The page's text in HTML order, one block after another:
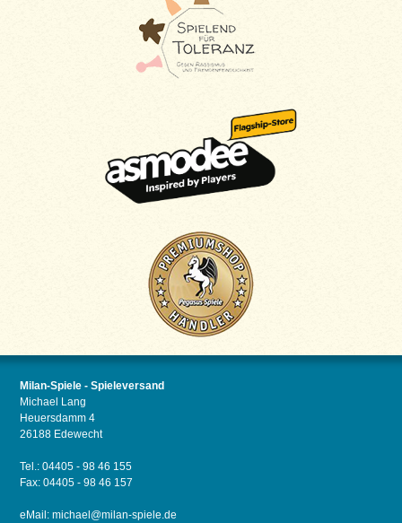
Milan-Spiele - Spieleversand
Michael Lang
Heuersdamm 4
26188 Edewecht
Tel.: 04405 - 98 46 155
Fax: 04405 - 98 46 157
eMail:michael@milan-spiele.de